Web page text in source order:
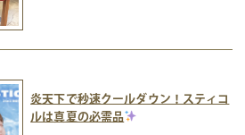
炎天下で秒速クールダウン！スティコ
ルは真夏の必需品